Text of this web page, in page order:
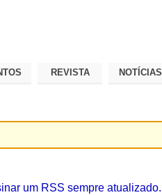
REVISTA NOTÍCIAS
um RSS sempre atualizado.